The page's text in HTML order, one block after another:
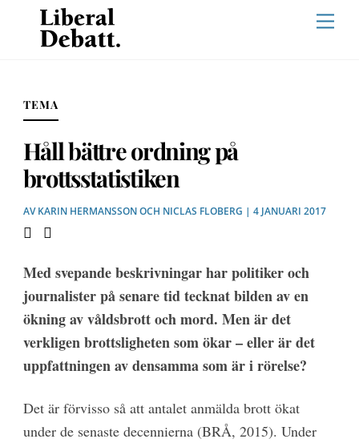
content
TEMA
Håll bättre ordning på
brottsstatistiken
AVKARIN HERMANSSONOCH NICLAS FLOBERG | 4 JANUARI 2017
Med svepande beskrivningar har politiker och
journalister på senare tid tecknat bilden av en
ökning av våldsbrott och mord. Men är det
verkligenbrottsligheten som ökar – eller är det
uppfattningen av densamma som är i rörelse?
Det är förvisso så att antalet anmälda brott ökat
under de senaste decennierna (BRÅ, 2015). Under